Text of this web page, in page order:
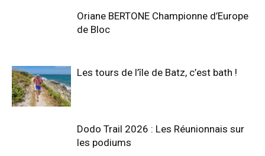
Oriane BERTONE Championne d’Europe
de Bloc
Les tours de l’île de Batz, c’est bath !
Dodo Trail 2026 : Les Réunionnais sur
les podiums